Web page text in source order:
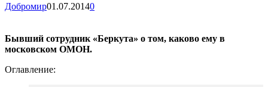
Добромир01.07.20140
Бывший сотрудник «Беркута» о том, каково ему в
московском ОМОН.
Оглавление: